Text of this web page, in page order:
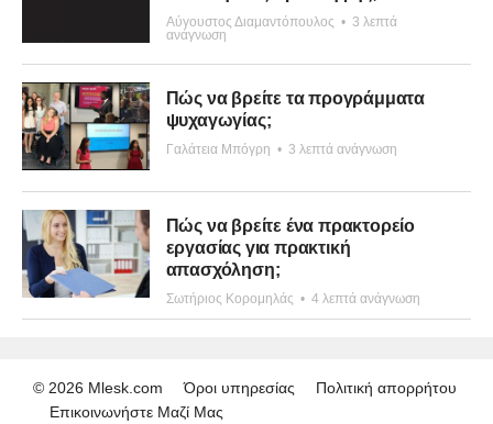
Αύγουστος Διαμαντόπουλος • 3 λεπτά
ανάγνωση
Πώς να βρείτε τα προγράμματα
ψυχαγωγίας;
Γαλάτεια Μπόγρη • 3 λεπτά ανάγνωση
Πώς να βρείτε ένα πρακτορείο
εργασίας για πρακτική
απασχόληση;
Σωτήριος Κορομηλάς • 4 λεπτά ανάγνωση
© 2026 Mlesk.com Όροι υπηρεσίας
Πολιτική απορρήτου
Επικοινωνήστε Μαζί Μας